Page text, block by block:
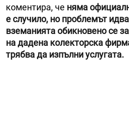
коментира, че няма
е случило, но проблемът
вземанията обикновено се
на дадена колекторска
трябва да изпълни услугата.